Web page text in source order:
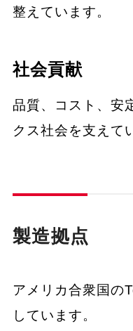
整えています。
社会貢献
品質、コスト、安
クス社会を支えて
製造拠点
アメリカ合衆国の
しています。